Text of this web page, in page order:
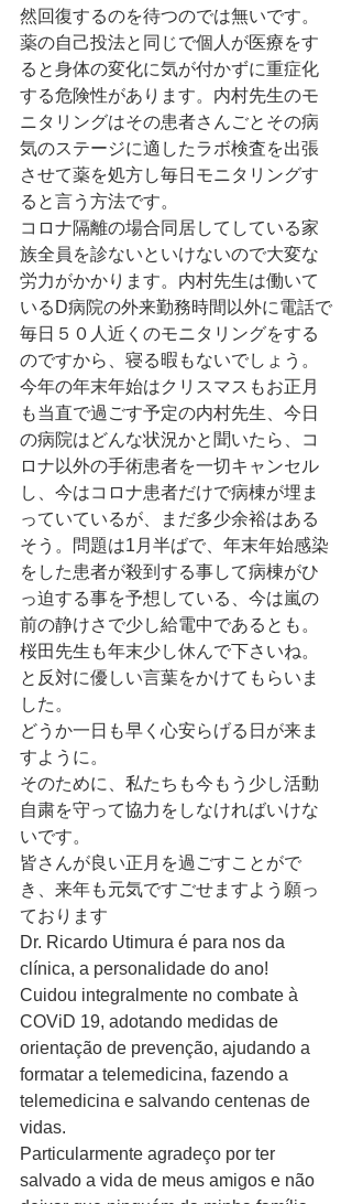
然回復するのを待つのでは無いです。
薬の自己投法と同じで個人が医療をす
ると身体の変化に気が付かずに重症化
する危険性があります。内村先生のモ
ニタリングはその患者さんごとその病
気のステージに適したラボ検査を出張
させて薬を処方し毎日モニタリングす
ると言う方法です。
コロナ隔離の場合同居してしている家
族全員を診ないといけないので大変な
労力がかかります。内村先生は働いて
いるD病院の外来勤務時間以外に電話で
毎日５０人近くのモニタリングをする
のですから、寝る暇もないでしょう。
今年の年末年始はクリスマスもお正月
も当直で過ごす予定の内村先生、今日
の病院はどんな状況かと聞いたら、コ
ロナ以外の手術患者を一切キャンセル
し、今はコロナ患者だけで病棟が埋ま
っていているが、まだ多少余裕はある
そう。問題は1月半ばで、年末年始感染
をした患者が殺到する事して病棟がひ
っ迫する事を予想している、今は嵐の
前の静けさで少し給電中であるとも。
桜田先生も年末少し休んで下さいね。
と反対に優しい言葉をかけてもらいま
した。
どうか一日も早く心安らげる日が来ま
すように。
そのために、私たちも今もう少し活動
自粛を守って協力をしなければいけな
いです。
皆さんが良い正月を過ごすことがで
き、来年も元気ですごせますよう願っ
ております
Dr. Ricardo Utimura é para nos da
clínica, a personalidade do ano!
Cuidou integralmente no combate à
COViD 19, adotando medidas de
orientação de prevenção, ajudando a
formatar a telemedicina, fazendo a
telemedicina e salvando centenas de
vidas.
Particularmente agradeço por ter
salvado a vida de meus amigos e não